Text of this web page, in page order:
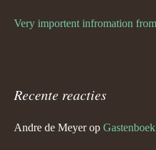
Recente reacties
Andre de Meyerop Gastenboek